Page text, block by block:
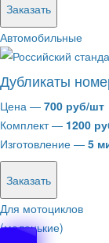
Заказать
Автомобильные
Дубликаты
Цена — 700 руб/шт
Комплект — 1200
Изготовление — 5
Заказать
Для мотоциклов
(маленькие)